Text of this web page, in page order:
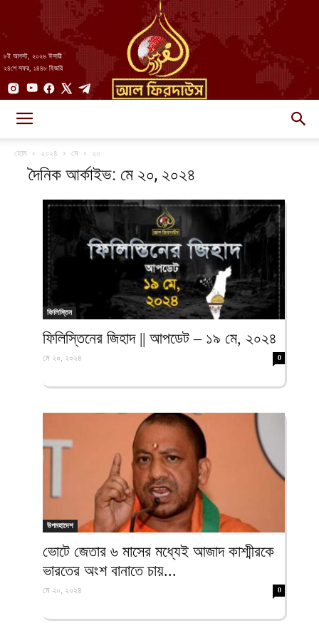
৮ই আগস্ট, ২০২৬ ঈসায়ী
২৪শে সফর, ১৪৪৮ হিজরি
আল-
ফিরদাউস
হোম ২০২৪ মে ২০
দৈনিক আর্কাইভ: মে ২০, ২০২৪
ফিলিস্তিন
ফিলিস্তিনের জিহাদ || আপডেট – ১৯ মে, ২০২৪
মে ২০, ২০২৪ 0
উপমহাদেশ
ভোটে জেতার ৬ মাসের মধ্যেই আজাদ কাশ্মীরকে
ভারতের অংশ বানাতে চায়...
মে ২০, ২০২৪ 0